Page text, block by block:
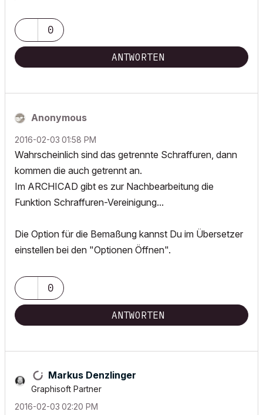
0
ANTWORTEN
Anonymous
‎2016-02-03 01:58 PM
Wahrscheinlich sind das getrennte Schraffuren, dann
kommen die auch getrennt an.
Im ARCHICAD gibt es zur Nachbearbeitung die
Funktion Schraffuren-Vereinigung...
Die Option für die Bemaßung kannst Du im Übersetzer
einstellen bei den "Optionen Öffnen".
0
ANTWORTEN
Markus Denzlinger
Graphisoft Partner
‎2016-02-03 02:20 PM